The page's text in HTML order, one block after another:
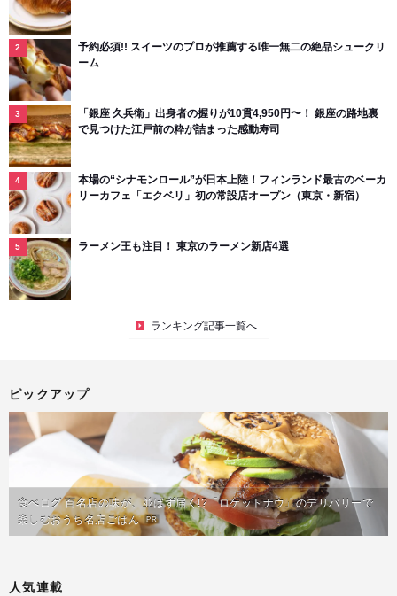
予約必須!! スイーツのプロが推薦する唯一無二の絶品シュークリ
ーム
「銀座 久兵衛」出身者の握りが10貫4,950円〜！ 銀座の路地裏
で見つけた江戸前の粋が詰まった感動寿司
本場の“シナモンロール”が日本上陸！フィンランド最古のベーカ
リーカフェ「エクベリ」初の常設店オープン（東京・新宿）
ラーメン王も注目！ 東京のラーメン新店4選
ランキング記事一覧へ
ピックアップ
食べログ 百名店の味が、並ばず届く!?「ロケットナウ」のデリバリーで
楽しむおうち名店ごはん PR
人気連載